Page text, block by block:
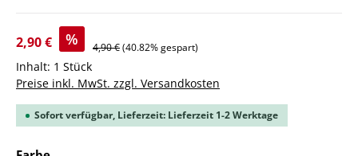
2,90 € % 4,90 €(40.82% gespart)
Inhalt: 1 Stück
Preise inkl. MwSt. zzgl. Versandkosten
Sofort verfügbar, Lieferzeit: Lieferzeit 1-2 Werktage